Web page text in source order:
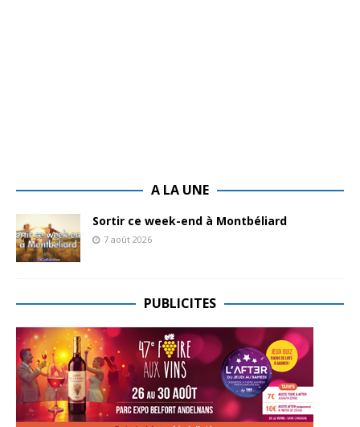
A LA UNE
Sortir ce week-end à Montbéliard
7 août 2026
PUBLICITES